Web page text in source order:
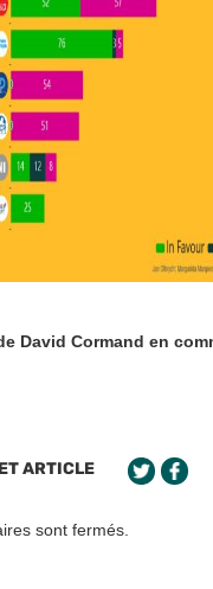
David Cormand en
ARTICLE
sont fermés.